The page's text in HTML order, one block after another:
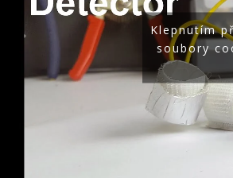
Klepnutím
soubory